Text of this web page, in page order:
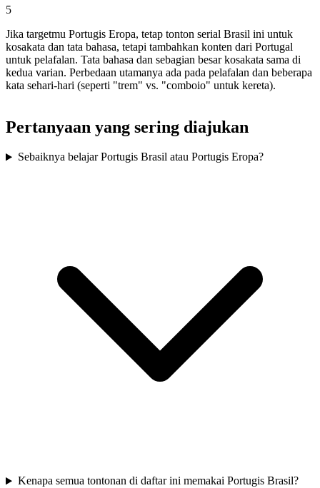
5
Jika targetmu Portugis Eropa, tetap tonton serial Brasil ini untuk
kosakata dan tata bahasa, tetapi tambahkan konten dari Portugal
untuk pelafalan. Tata bahasa dan sebagian besar kosakata sama di
kedua varian. Perbedaan utamanya ada pada pelafalan dan beberapa
kata sehari-hari (seperti "trem" vs. "comboio" untuk kereta).
Pertanyaan yang sering diajukan
Sebaiknya belajar Portugis Brasil atau Portugis Eropa?
Kenapa semua tontonan di daftar ini memakai Portugis Brasil?